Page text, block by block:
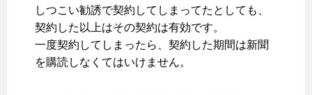
しつこい勧誘で契約してしまってたとしても、
契約した以上はその契約は有効です。
一度契約してしまったら、契約した期間は新聞
を購読しなくてはいけません。